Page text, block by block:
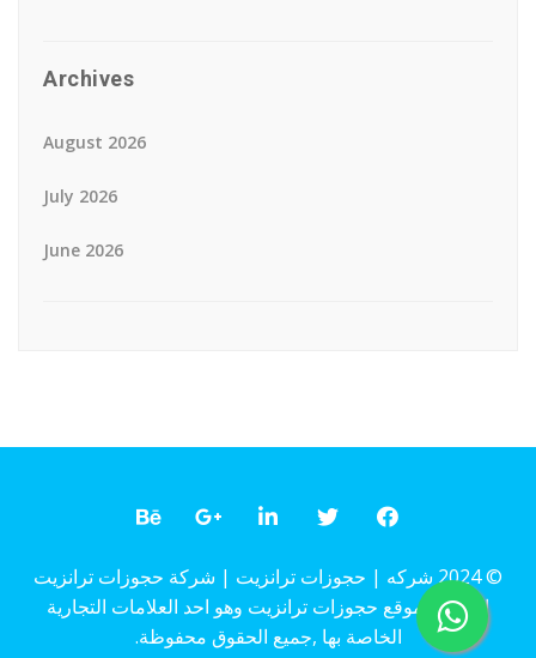
Archives
August 2026
July 2026
June 2026
© 2024 شركه | حجوزات ترانزيت | شركة حجوزات ترانزيت
المالكة لموقع حجوزات ترانزيت وهو احد العلامات التجارية
الخاصة بها ,جميع الحقوق محفوظة.